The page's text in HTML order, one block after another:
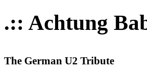
.:: Achtung
The German U2 Tribute